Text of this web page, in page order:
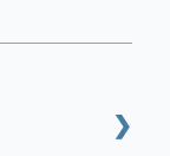
❯